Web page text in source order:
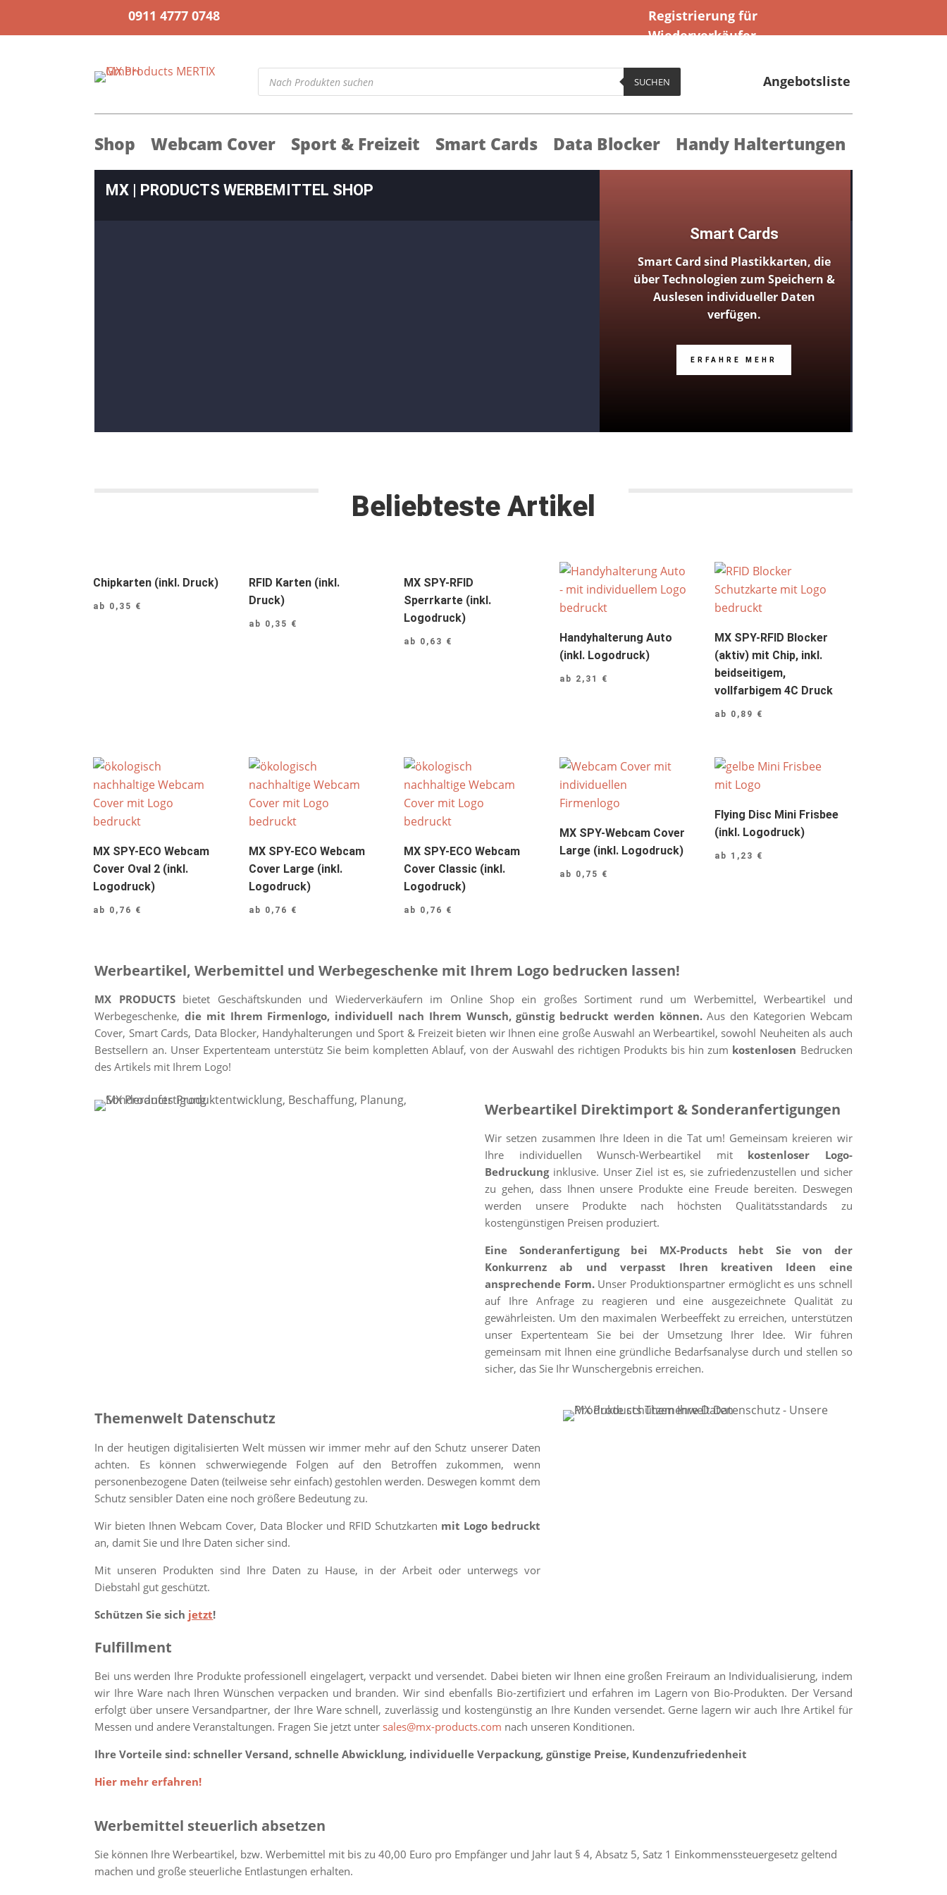
0911 4777 0748
Registrierung für
Wiederverkäufer
Products
search SUCHEN Angebotsliste
Shop Webcam Cover Sport & Freizeit Smart Cards Data Blocker Handy Haltertungen
MX | PRODUCTS WERBEMITTEL SHOP
Smart Cards
Smart Card sind Plastikkarten, die
über Technologien zum Speichern &
Auslesen individueller Daten
verfügen.
ERFAHRE MEHR
Beliebteste Artikel
Chipkarten (inkl. Druck)
ab 0,35 €
RFID Karten (inkl.
Druck)
ab 0,35 €
MX SPY-RFID
Sperrkarte (inkl.
Logodruck)
ab 0,63 €
Handyhalterung Auto
(inkl. Logodruck)
ab 2,31 €
MX SPY-RFID Blocker
(aktiv) mit Chip, inkl.
beidseitigem,
vollfarbigem 4C Druck
ab 0,89 €
MX SPY-ECO Webcam
Cover Oval 2 (inkl.
Logodruck)
ab 0,76 €
MX SPY-ECO Webcam
Cover Large (inkl.
Logodruck)
ab 0,76 €
MX SPY-ECO Webcam
Cover Classic (inkl.
Logodruck)
ab 0,76 €
MX SPY-Webcam Cover
Large (inkl. Logodruck)
ab 0,75 €
Flying Disc Mini Frisbee
(inkl. Logodruck)
ab 1,23 €
Werbeartikel, Werbemittel und Werbegeschenke mit Ihrem Logo bedrucken lassen!
MX PRODUCTSbietet Geschäftskunden und Wiederverkäufern im Online Shop ein großes Sortiment rund um Werbemittel, Werbeartikel und
Werbegeschenke, die mit Ihrem Firmenlogo, individuell nach Ihrem Wunsch, günstig bedruckt werden können.Aus den Kategorien Webcam
Cover, Smart Cards, Data Blocker, Handyhalterungen und Sport & Freizeit bieten wir Ihnen eine große Auswahl an Werbeartikel, sowohl Neuheiten als auch
Bestsellern an. Unser Expertenteam unterstütz Sie beim kompletten Ablauf, von der Auswahl des richtigen Produkts bis hin zum kostenlosen Bedrucken
des Artikels mit Ihrem Logo!
Werbeartikel Direktimport & Sonderanfertigungen
Wir setzen zusammen Ihre Ideen in die Tat um! Gemeinsam kreieren wir
Ihre individuellen Wunsch-Werbeartikel mit kostenloser
Logo-
Bedruckunginklusive. Unser Ziel ist es, sie zufriedenzustellen und sicher
zu gehen, dass Ihnen unsere Produkte eine Freude bereiten. Deswegen
werden unsere Produkte nach höchsten Qualitätsstandards zu
kostengünstigen Preisen produziert.
Eine Sonderanfertigung bei MX-Products hebt Sie von der
Konkurrenz ab und verpasst Ihren kreativen Ideen eine
ansprechende Form.Unser Produktionspartner ermöglicht es uns schnell
auf Ihre Anfrage zu reagieren und eine ausgezeichnete Qualität zu
gewährleisten. Um den maximalen Werbeeffekt zu erreichen, unterstützen
unser Expertenteam Sie bei der Umsetzung Ihrer Idee. Wir führen
gemeinsam mit Ihnen eine gründliche Bedarfsanalyse durch und stellen so
sicher, das Sie Ihr Wunschergebnis erreichen.
Themenwelt Datenschutz
In der heutigen digitalisierten Welt müssen wir immer mehr auf den Schutz unserer Daten
achten. Es können schwerwiegende Folgen auf den Betroffen zukommen, wenn
personenbezogene Daten (teilweise sehr einfach) gestohlen werden. Deswegen kommt dem
Schutz sensibler Daten eine noch größere Bedeutung zu.
Wir bieten Ihnen Webcam Cover, Data Blocker und RFID Schutzkarten mit Logo bedruckt
an, damit Sie und Ihre Daten sicher sind.
Mit unseren Produkten sind Ihre Daten zu Hause, in der Arbeit oder unterwegs vor
Diebstahl gut geschützt.
Schützen Sie sich jetzt!
Fulfillment
Bei uns werden Ihre Produkte professionell eingelagert, verpackt und versendet. Dabei bieten wir Ihnen eine großen Freiraum an Individualisierung, indem
wir Ihre Ware nach Ihren Wünschen verpacken und branden. Wir sind ebenfalls Bio-zertifiziert und erfahren im Lagern von Bio-Produkten. Der Versand
erfolgt über unsere Versandpartner, der Ihre Ware schnell, zuverlässig und kostengünstig an Ihre Kunden versendet. Gerne lagern wir auch Ihre Artikel für
Messen und andere Veranstaltungen. Fragen Sie jetzt unter sales@mx-products.com nach unseren Konditionen.
Ihre Vorteile sind: schneller Versand, schnelle Abwicklung, individuelle Verpackung, günstige Preise, Kundenzufriedenheit
Hier mehr erfahren!
Werbemittel steuerlich absetzen
Sie können Ihre Werbeartikel, bzw. Werbemittel mit bis zu 40,00 Euro pro Empfänger und Jahr laut § 4, Absatz 5, Satz 1 Einkommenssteuergesetz geltend
machen und große steuerliche Entlastungen erhalten.